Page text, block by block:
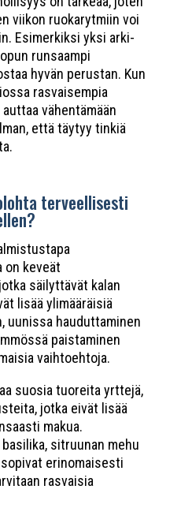
viikon ruokarytmiin voi
Esimerkiksi yksi arki-
runsaampi
hyvän perustan. Kun
rasvaisempia
vähentämään
että täytyy tinkiä
terveellisesti
on keveät
säilyttävät kalan
lisää ylimääräisiä
uunissa hauduttaminen
paistaminen
vaihtoehtoja.
suosia tuoreita yrttejä,
jotka eivät lisää
makua.
sitruunan mehu
erinomaisesti
rasvaisia